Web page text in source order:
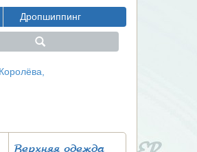
Дропшиппинг
Верхняя одежда